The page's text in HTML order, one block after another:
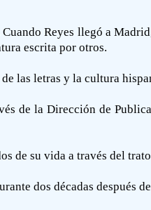
Reyes llegó a
escrita por otros.
las letras y la cultura
de la Dirección de
de su vida a través del
dos décadas después